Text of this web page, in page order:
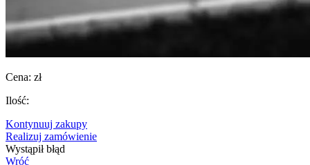
Cena: zł
Ilość:
Kontynuuj zakupy
Realizuj zamówienie
Wystąpił błąd
Wróć